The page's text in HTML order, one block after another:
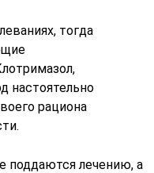
тогда
настоятельно
рациона
поддаются лечению, а